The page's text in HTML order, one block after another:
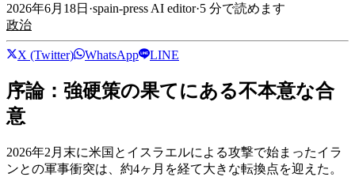
2026年6月18日 ·spain-press AI editor·5 分で読めます
政治
X (Twitter) WhatsApp LINE
序論：強硬策の果てにある不本意な合
意
2026年2月末に米国とイスラエルによる攻撃で始まったイラ
ンとの軍事衝突は、約4ヶ月を経て大きな転換点を迎えた。